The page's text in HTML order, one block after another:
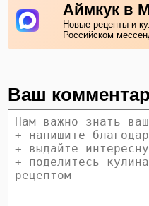
Аймкук в
Новые рецепты и
Российском
Ваш